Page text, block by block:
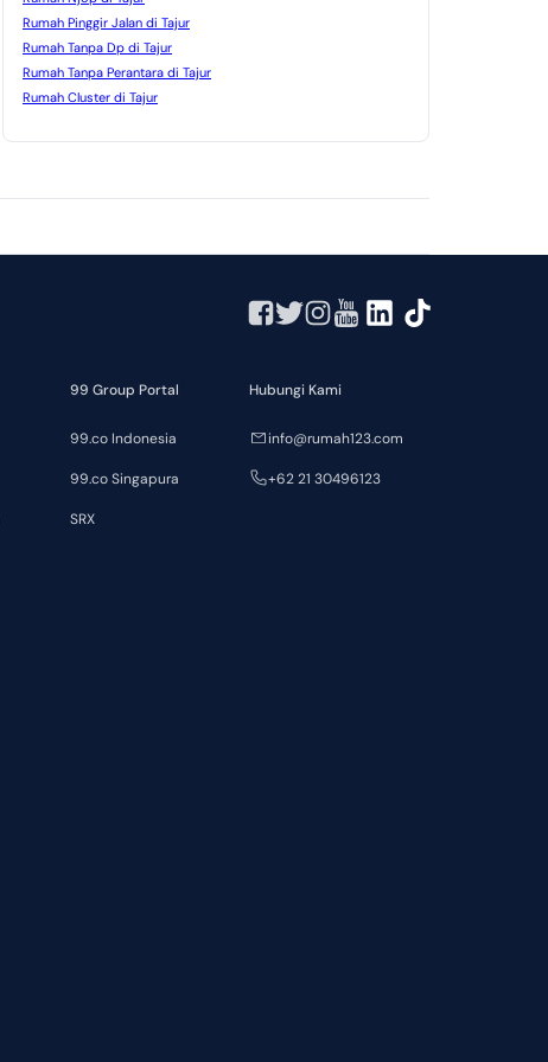
Rumah Pinggir Jalan di Tajur
Rumah Tanpa Dp di Tajur
Rumah Tanpa Perantara di Tajur
Rumah Cluster di Tajur
99 Group Portal
99.co Indonesia
99.co Singapura
SRX
Hubungi Kami
info@rumah123.com
+62 21 30496123